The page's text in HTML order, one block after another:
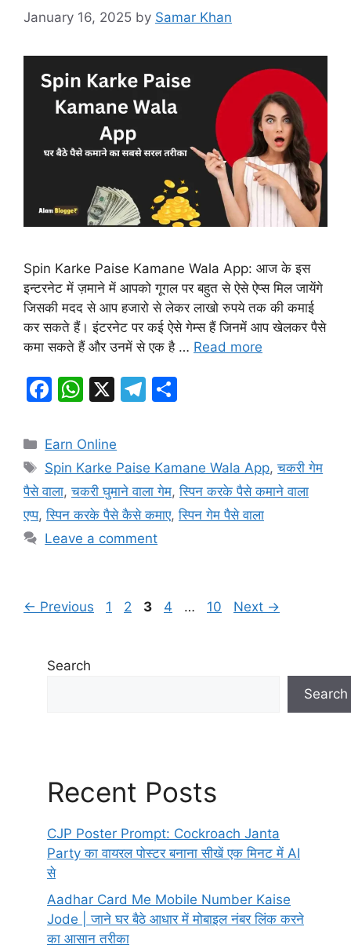
January 16, 2025 by Samar Khan
Spin Karke Paise Kamane Wala App: आज के इस
इन्टरनेट में ज़माने में आपको गूगल पर बहुत से ऐसे ऐप्स मिल जायेंगे
जिसकी मदद से आप हजारो से लेकर लाखो रुपये तक की कमाई
कर सकते हैं। इंटरनेट पर कई ऐसे गेम्स हैं जिनमें आप खेलकर पैसे
कमा सकते हैं और उनमें से एक है … Read more
F
c
e
b
o
o
W
at
s
A
p
p
X
T
gr
a
m
e
Categories
Earn Online
Tags
Spin Karke Paise Kamane Wala App,चकरी गेम
पैसे वाला,चकरी घुमाने वाला गेम,स्पिन करके पैसे कमाने वाला
एप्प,स्पिन करके पैसे कैसे कमाए,स्पिन गेम पैसे वाला
Leave a comment
← Previous Page
1 Page
2 Page
3 Page
4 … Page
10 Next →
Search
Search
Recent Posts
CJP Poster Prompt: Cockroach Janta
Party का वायरल पोस्टर बनाना सीखें एक मिनट में AI
से
Aadhar Card Me Mobile Number Kaise
Jode | जाने घर बैठे आधार में मोबाइल नंबर लिंक करने
का आसान तरीका